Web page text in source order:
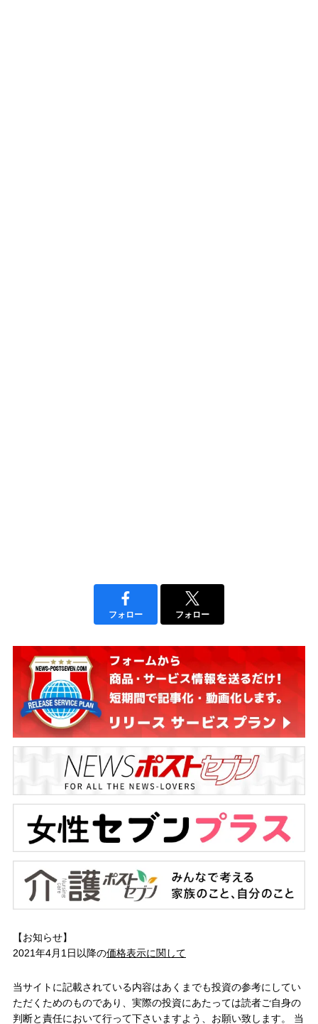
フォロー フォロー
【お知らせ】
2021年4月1日以降の価格表示に関して
当サイトに記載されている内容はあくまでも投資の参考にしてい
ただくためのものであり、実際の投資にあたっては読者ご自身の
判断と責任において行って下さいますよう、お願い致します。 当